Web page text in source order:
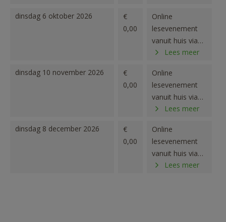
dinsdag 6 oktober 2026
€
0,00
Online
lesevenement
vanuit huis via
ZOOMLees meer
dinsdag 10 november 2026
€
0,00
Online
lesevenement
vanuit huis via
ZOOMLees meer
dinsdag 8 december 2026
€
0,00
Online
lesevenement
vanuit huis via
ZOOMLees meer